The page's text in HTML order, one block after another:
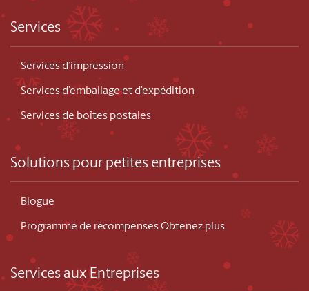
Services
Services d’impression
Services d’emballage et d’expédition
Services de boîtes postales
Solutions pour petites entreprises
Blogue
Programme de récompenses Obtenez plus
Services aux Entreprises